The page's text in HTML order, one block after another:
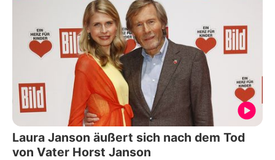
Laura Janson äußert sich nach dem Tod
von Vater Horst Janson